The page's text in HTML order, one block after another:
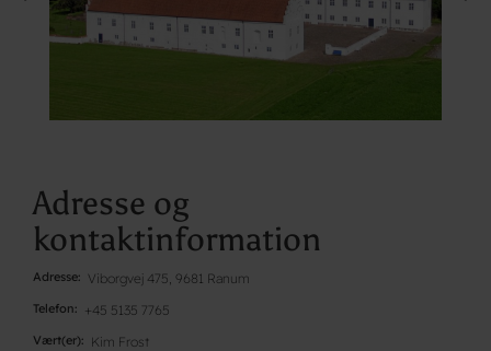
Adresse og
kontaktinformation
Adresse Viborgvej 475, 9681 Ranum
Telefon +45 5135 7765
Vært(er) Kim Frost